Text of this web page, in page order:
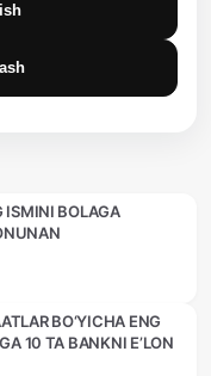
ISMINI BOLAGA
BO‘YICHA ENG
10 TA BANKNI E’LON